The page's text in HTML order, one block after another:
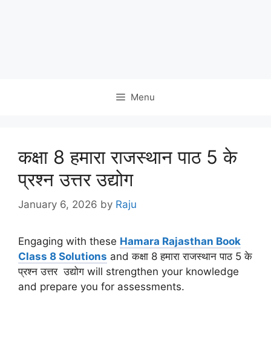
Menu
कक्षा 8 हमारा राजस्थान पाठ 5 के
प्रश्न उत्तर उद्योग
January 6, 2026 by Raju
Engaging with these Hamara Rajasthan Book
Class 8 Solutions and कक्षा 8 हमारा राजस्थान पाठ 5 के
प्रश्न उत्तर उद्योग will strengthen your knowledge
and prepare you for assessments.